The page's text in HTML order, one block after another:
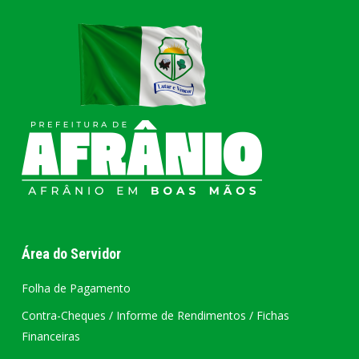
Área do Servidor
Folha de Pagamento
Contra-Cheques / Informe de Rendimentos / Fichas
Financeiras